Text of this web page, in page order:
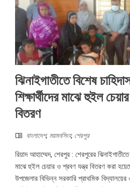
ঝিনাইগাতীতে বিশেষ
শিক্ষার্থীদের মাঝে হুইল
বিতরণ
বাংলাদেশ, ময়মনসিংহ, শেরপুর
রিয়াদ আহাম্মেদ, শেরপুর : শেরপুরের ঝিনাইগাতীতে
মাঝে হুইল চেয়ার ও শ্রবণ যন্ত্র বিতরণ করা
উপজেলার বিভিন্ন সরকারি প্রাথমিক